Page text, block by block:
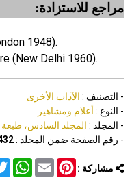
مراجع للاستزادة:
1948).
(New Delhi 1960).
- التصنيف : الآداب الأخرى
- النوع : أعلام ومشاهير
- المجلد : المجلد السادس، طبعة 2002، دمشق
- رقم الصفحة ضمن المجلد :
مشاركة : Email
Pinterest